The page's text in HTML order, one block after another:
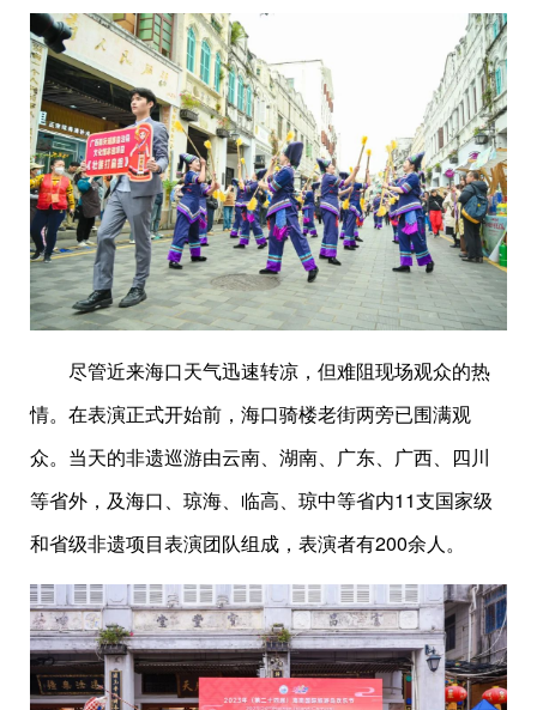
尽管近来海口天气迅速转凉，但难阻现场观众的热
情。在表演正式开始前，海口骑楼老街两旁已围满观
众。当天的非遗巡游由云南、湖南、广东、广西、四川
等省外，及海口、琼海、临高、琼中等省内11支国家级
和省级非遗项目表演团队组成，表演者有200余人。